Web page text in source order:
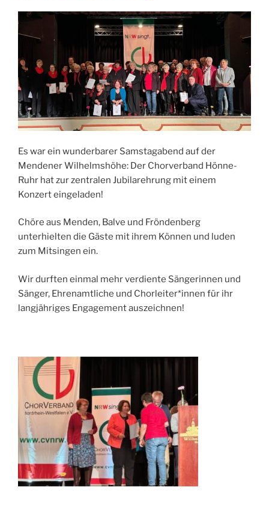
Es war ein wunderbarer Samstagabend auf der
Mendener Wilhelmshöhe: Der Chorverband Hönne-
Ruhr hat zur zentralen Jubilarehrung mit einem
Konzert eingeladen!
Chöre aus Menden, Balve und Fröndenberg
unterhielten die Gäste mit ihrem Können und luden
zum Mitsingen ein.
Wir durften einmal mehr verdiente Sängerinnen und
Sänger, Ehrenamtliche und Chorleiter*innen für ihr
langjähriges Engagement auszeichnen!